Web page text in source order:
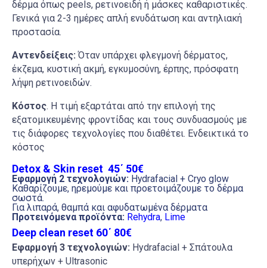
δέρμα όπως peels, ρετινοειδή ή μάσκες καθαριστικές.
Γενικά για 2-3 ημέρες απλή ενυδάτωση και αντηλιακή
προστασία.
Αντενδείξεις: Όταν υπάρχει φλεγμονή δέρματος,
έκζεμα, κυστική ακμή, εγκυμοσύνη, έρπης, πρόσφατη
λήψη ρετινοειδών.
Κόστος. Η τιμή εξαρτάται από την επιλογή της
εξατομικευμένης φροντίδας και τους συνδυασμούς με
τις διάφορες τεχνολογίες που διαθέτει. Ενδεικτικά το
κόστος
Detox & Skin reset 45΄ 50€
Εφαρμογή 2 τεχνολογιών: Hydrafacial + Cryo glow
Καθαρίζουμε, ηρεμούμε και προετοιμάζουμε το δέρμα
σωστά.
Για λιπαρά, θαμπά και αφυδατωμένα δέρματα
Προτεινόμενα προϊόντα: Rehydra, Lime
Deep clean reset 60΄ 80€
Εφαρμογή 3 τεχνολογιών: Hydrafacial + Σπάτουλα
υπερήχων + Ultrasonic